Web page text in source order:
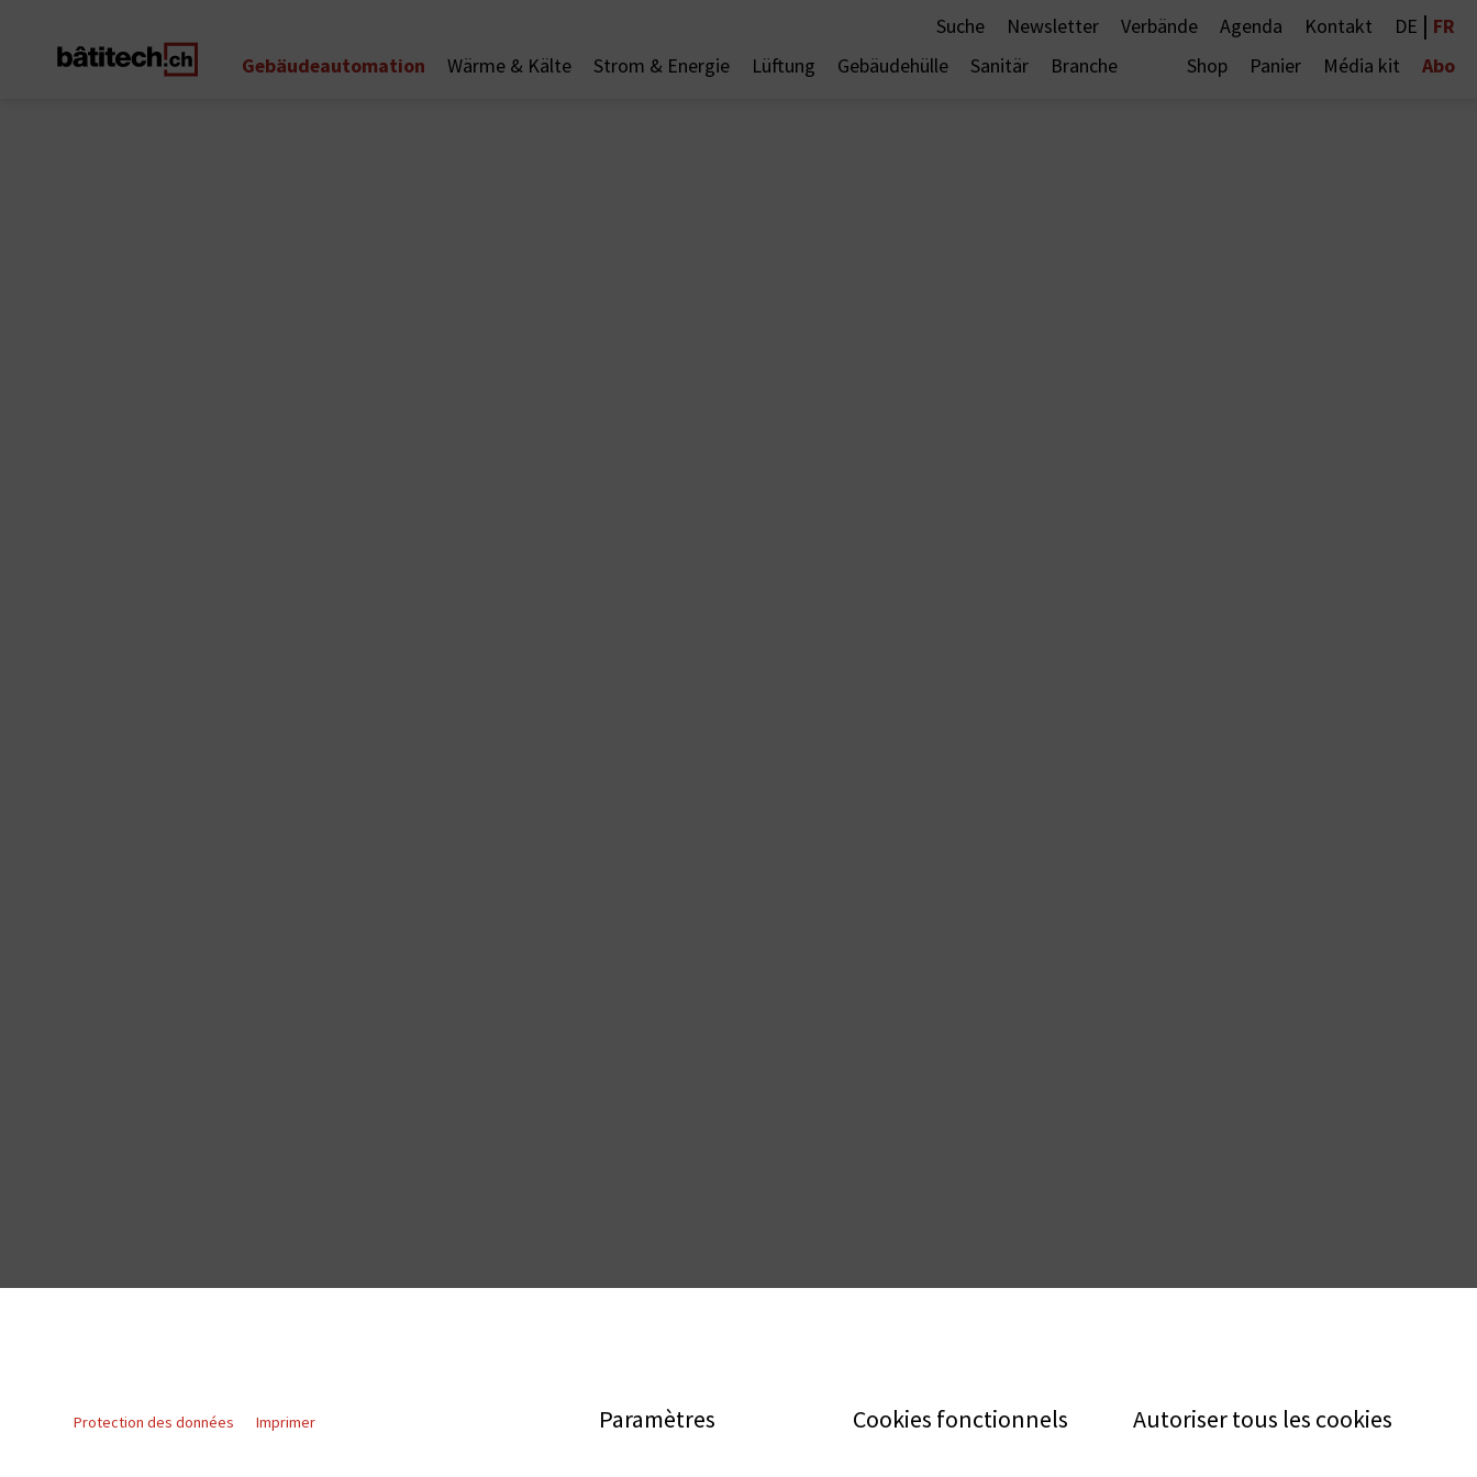
Suche Newsletter Verbände Agenda Kontakt DE | FR
Gebäudeautomation
Wärme & Kälte Strom & Energie Lüftung Gebäudehülle Sanitär Branche Shop Panier Média kit Abo
Protection des données Imprimer Paramètres Cookies fonctionnels Autoriser tous les cookies